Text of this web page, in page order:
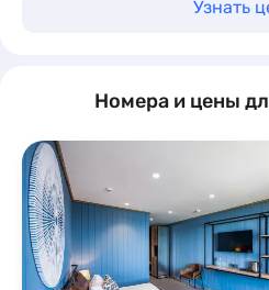
Узнать
Номера и цены